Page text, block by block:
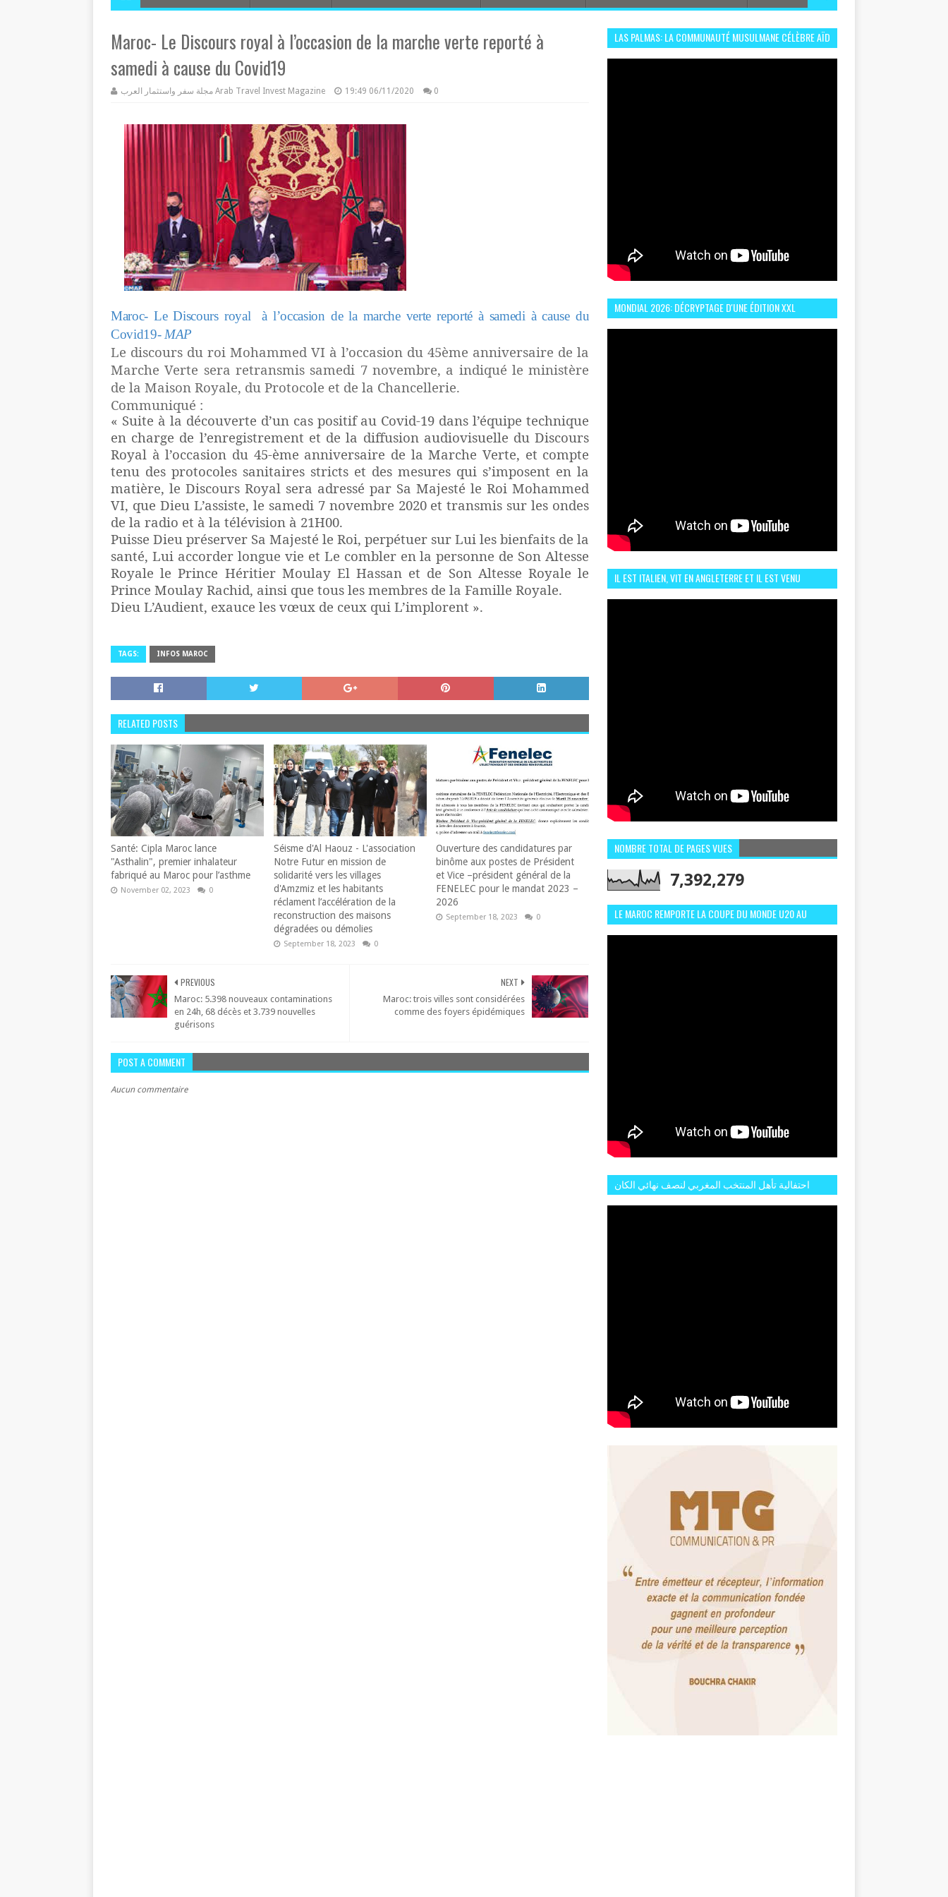
Maroc- Le Discours royal à l’occasion de la marche verte reporté à
samedi à cause du Covid19
مجلة سفر واستثمار العرب Arab Travel Invest Magazine 19:49 06/11/2020 0
Maroc- Le Discours royal
à l’occasion de la marche verte reporté à samedi à cause du
Covid19- MAP
Le discours du roi Mohammed VI à l’occasion du 45ème anniversaire de la
Marche Verte sera retransmis samedi 7 novembre, a indiqué le ministère
de la Maison Royale, du Protocole et de la Chancellerie.
Communiqué :
« Suite à la découverte d’un cas positif au Covid-19 dans l’équipe technique
en charge de l’enregistrement et de la diffusion audiovisuelle du Discours
Royal à l’occasion du 45-ème anniversaire de la Marche Verte, et compte
tenu des protocoles sanitaires stricts et des mesures qui s’imposent en la
matière, le Discours Royal sera adressé par Sa Majesté le Roi Mohammed
VI, que Dieu L’assiste, le samedi 7 novembre 2020 et transmis sur les ondes
de la radio et à la télévision à 21H00.
Puisse Dieu préserver Sa Majesté le Roi, perpétuer sur Lui les bienfaits de la
santé, Lui accorder longue vie et Le combler en la personne de Son Altesse
Royale le Prince Héritier Moulay El Hassan et de Son Altesse Royale le
Prince Moulay Rachid, ainsi que tous les membres de la Famille Royale.
Dieu L’Audient, exauce les vœux de ceux qui L’implorent ».
TAGS: INFOS MAROC
RELATED POSTS
Santé: Cipla Maroc lance
"Asthalin", premier inhalateur
fabriqué au Maroc pour l’asthme
November 02, 2023 0
Séisme d'Al Haouz - L'association
Notre Futur en mission de
solidarité vers les villages
d'Amzmiz et les habitants
réclament l’accélération de la
reconstruction des maisons
dégradées ou démolies
September 18, 2023 0
Ouverture des candidatures par
binôme aux postes de Président
et Vice –président général de la
FENELEC pour le mandat 2023 –
2026
September 18, 2023 0
NEXT
Maroc: trois villes sont considérées
comme des foyers épidémiques
PREVIOUS
Maroc: 5.398 nouveaux contaminations
en 24h, 68 décès et 3.739 nouvelles
guérisons
POST A COMMENT
Aucun commentaire
LAS PALMAS: LA COMMUNAUTÉ MUSULMANE CÉLÈBRE AÏD
MONDIAL 2026: DÉCRYPTAGE D'UNE ÉDITION XXL
IL EST ITALIEN, VIT EN ANGLETERRE ET IL EST VENU
NOMBRE TOTAL DE PAGES VUES
7,392,279
LE MAROC REMPORTE LA COUPE DU MONDE U20 AU
احتفالية تأهل المنتخب المغربي لنصف نهائي الكان